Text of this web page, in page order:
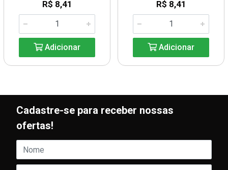
R$ 8,41
Adicionar
R$ 8,41
Adicionar
Cadastre-se para receber nossas
ofertas!